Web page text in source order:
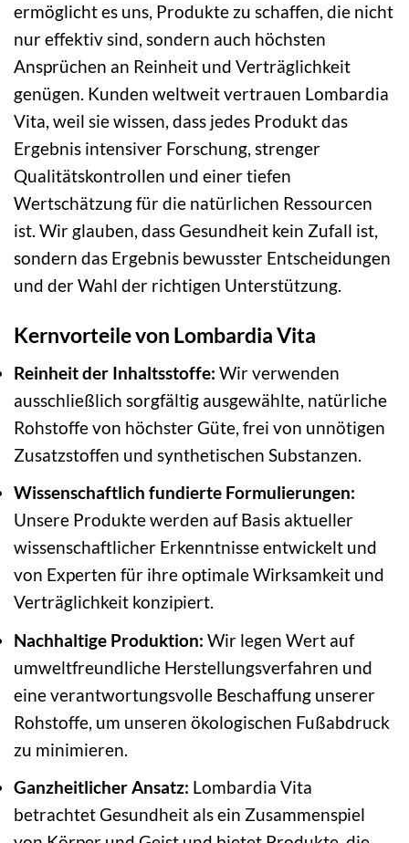
ermöglicht es uns, Produkte zu schaffen, die nicht
nur effektiv sind, sondern auch höchsten
Ansprüchen an Reinheit und Verträglichkeit
genügen. Kunden weltweit vertrauen Lombardia
Vita, weil sie wissen, dass jedes Produkt das
Ergebnis intensiver Forschung, strenger
Qualitätskontrollen und einer tiefen
Wertschätzung für die natürlichen Ressourcen
ist. Wir glauben, dass Gesundheit kein Zufall ist,
sondern das Ergebnis bewusster Entscheidungen
und der Wahl der richtigen Unterstützung.
Kernvorteile von Lombardia Vita
Reinheit der Inhaltsstoffe: Wir verwenden
ausschließlich sorgfältig ausgewählte, natürliche
Rohstoffe von höchster Güte, frei von unnötigen
Zusatzstoffen und synthetischen Substanzen.
Wissenschaftlich fundierte Formulierungen:
Unsere Produkte werden auf Basis aktueller
wissenschaftlicher Erkenntnisse entwickelt und
von Experten für ihre optimale Wirksamkeit und
Verträglichkeit konzipiert.
Nachhaltige Produktion: Wir legen Wert auf
umweltfreundliche Herstellungsverfahren und
eine verantwortungsvolle Beschaffung unserer
Rohstoffe, um unseren ökologischen Fußabdruck
zu minimieren.
Ganzheitlicher Ansatz: Lombardia Vita
betrachtet Gesundheit als ein Zusammenspiel